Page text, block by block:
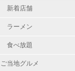
新着店舗
ラーメン
食べ放題
ご当地グルメ